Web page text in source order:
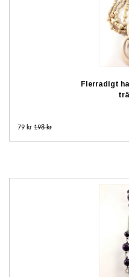
Flerradigt
79 kr 198 kr